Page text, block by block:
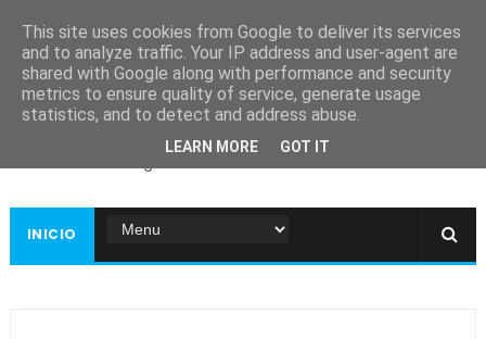
Ayuntamiento de
Guadiana
INICIO
This site uses cookies from Google to deliver its services
and to analyze traffic. Your IP address and user-agent are
shared with Google along with performance and security
metrics to ensure quality of service, generate usage
statistics, and to detect and address abuse.
LEARN MORE GOT IT